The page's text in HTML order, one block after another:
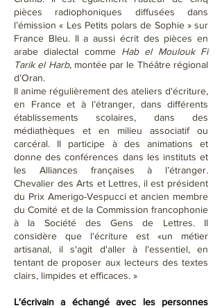
pièces radiophoniques diffusées dans
l’émission « Les Petits polars de Sophie » sur
France Bleu. Il a aussi écrit des pièces en
arabe dialectal comme Hab el Moulouk Fi
Tarik el Harb, montée par le Théâtre régional
d’Oran.
Il anime régulièrement des ateliers d'écriture,
en France et à l’étranger, dans différents
établissements scolaires, dans des
médiathèques et en milieu associatif ou
carcéral. Il participe à des animations et
donne des conférences dans les instituts et
les Alliances françaises à l’étranger.
Chevalier des Arts et Lettres, il est président
du Prix Amerigo-Vespucci et ancien membre
du Comité et de la Commission francophonie
à la Société des Gens de Lettres. Il
considère que l'écriture est «un métier
artisanal, il s'agit d'aller à l'essentiel, en
tentant de proposer aux lecteurs des textes
clairs, limpides et efficaces. »
L'écrivain a échangé avec les personnes